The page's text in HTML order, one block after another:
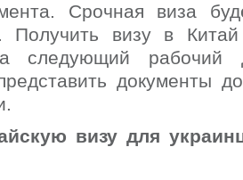
Срочная виза
Получить визу в Китай
следующий рабочий
документы
визу для